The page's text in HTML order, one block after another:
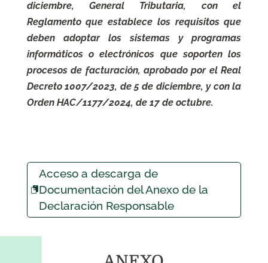
diciembre, General Tributaria, con el
Reglamento que establece los requisitos que
deben adoptar los sistemas y programas
informáticos o electrónicos que soporten los
procesos de facturación, aprobado por el Real
Decreto 1007/2023, de 5 de diciembre, y con la
Orden HAC/1177/2024, de 17 de octubre.
Acceso a descarga de
Documentación del Anexo de la
Declaración Responsable